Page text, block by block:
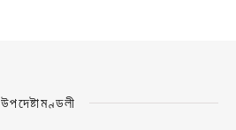
উপদেষ্টামণ্ডলী